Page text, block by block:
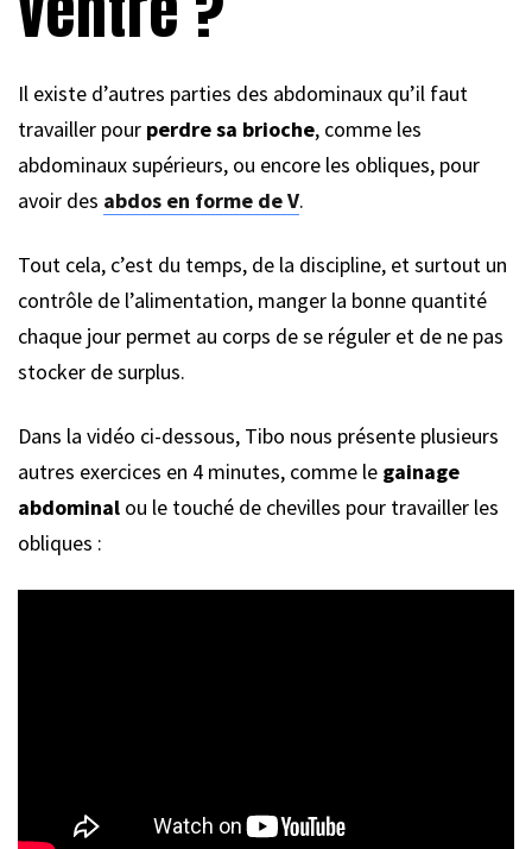
Il existe d’autres parties des abdominaux qu’il faut
travailler pour perdre sa brioche, comme les
abdominaux supérieurs, ou encore les obliques, pour
avoir des abdos en forme de V.
Tout cela, c’est du temps, de la discipline, et surtout un
contrôle de l’alimentation, manger la bonne quantité
chaque jour permet au corps de se réguler et de ne pas
stocker de surplus.
Dans la vidéo ci-dessous, Tibo nous présente plusieurs
autres exercices en 4 minutes, comme le gainage
abdominal ou le touché de chevilles pour travailler les
obliques :